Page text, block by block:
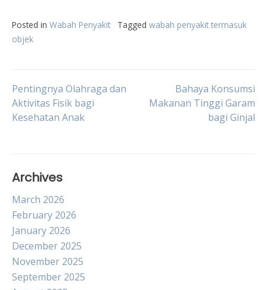
Posted in Wabah Penyakit Tagged wabah penyakit termasuk
objek
Post
navigation
Pentingnya Olahraga dan
Aktivitas Fisik bagi
Kesehatan Anak
Bahaya Konsumsi
Makanan Tinggi Garam
bagi Ginjal
Archives
March 2026
February 2026
January 2026
December 2025
November 2025
September 2025